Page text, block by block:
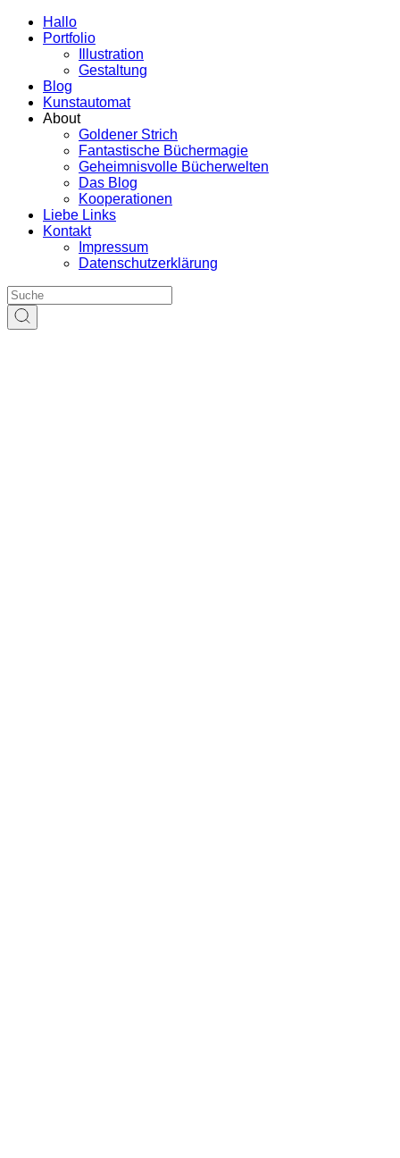
Hallo
Portfolio
Illustration
Gestaltung
Blog
Kunstautomat
About
Goldener Strich
Fantastische Büchermagie
Geheimnisvolle Bücherwelten
Das Blog
Kooperationen
Liebe Links
Kontakt
Impressum
Datenschutzerklärung